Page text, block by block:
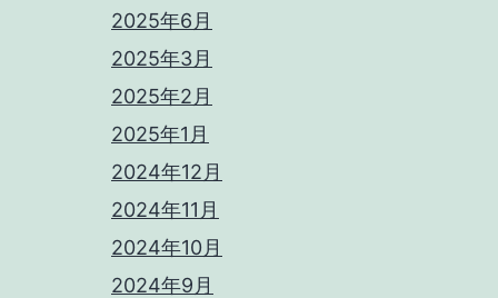
2025年6月
2025年3月
2025年2月
2025年1月
2024年12月
2024年11月
2024年10月
2024年9月